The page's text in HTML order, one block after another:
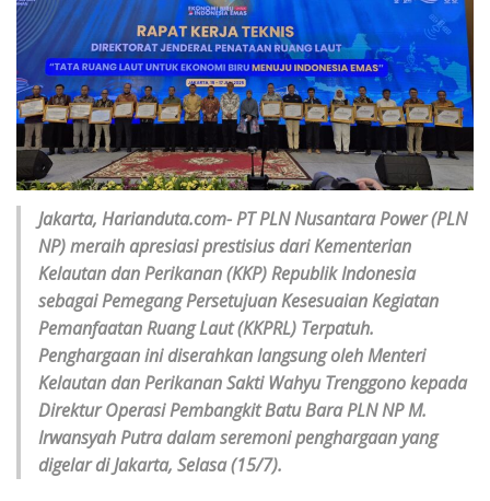
Jakarta, Harianduta.com- PT PLN Nusantara Power (PLN
NP) meraih apresiasi prestisius dari Kementerian
Kelautan dan Perikanan (KKP) Republik Indonesia
sebagai Pemegang Persetujuan Kesesuaian Kegiatan
Pemanfaatan Ruang Laut (KKPRL) Terpatuh.
Penghargaan ini diserahkan langsung oleh Menteri
Kelautan dan Perikanan Sakti Wahyu Trenggono kepada
Direktur Operasi Pembangkit Batu Bara PLN NP M.
Irwansyah Putra dalam seremoni penghargaan yang
digelar di Jakarta, Selasa (15/7).